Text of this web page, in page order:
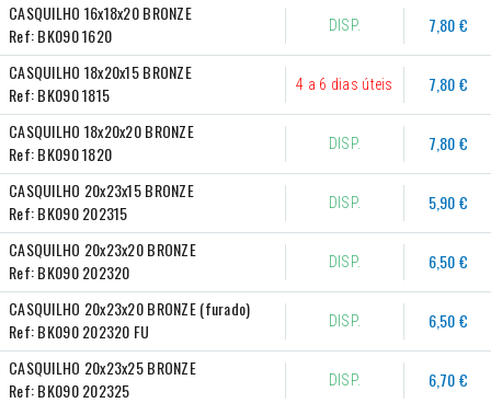
CASQUILHO 16x18x20 BRONZE
Ref:BK090 1620 DISP. 7,80 €
CASQUILHO 18x20x15 BRONZE
Ref:BK090 1815 4 a 6 dias úteis 7,80 €
CASQUILHO 18x20x20 BRONZE
Ref:BK090 1820 DISP. 7,80 €
CASQUILHO 20x23x15 BRONZE
Ref:BK090 202315 DISP. 5,90 €
CASQUILHO 20x23x20 BRONZE
Ref:BK090 202320 DISP. 6,50 €
CASQUILHO 20x23x20 BRONZE (furado)
Ref:BK090 202320 FU DISP. 6,50 €
CASQUILHO 20x23x25 BRONZE
Ref:BK090 202325 DISP. 6,70 €